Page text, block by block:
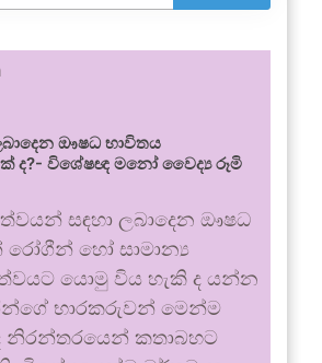
ඖෂධ භාවිතය
ද?- විශේෂඥ මනෝ වෛද්‍ය රූමි
සඳහා ලබාදෙන ඖෂධ
රෝගීන් හෝ සාමාන්‍ය
යොමු විය හැකි ද යන්න
භාරකරුවන් මෙන්ම
නිරන්තරයෙන් කතාබහට